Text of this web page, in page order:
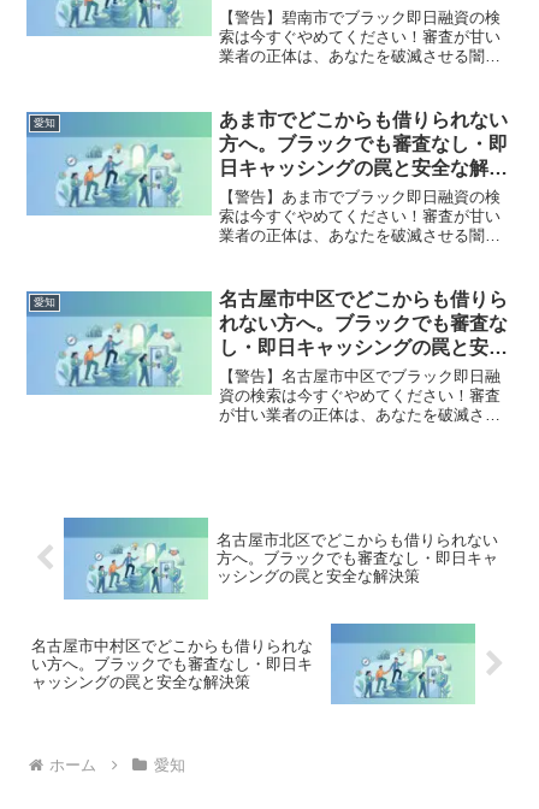
策
【警告】碧南市でブラック即日融資の検
索は今すぐやめてください！審査が甘い
業者の正体は、あなたを破滅させる闇金
市で違法業者を避け、借金地獄から抜け
出した方々の実体験と確実な解決策を完
全公開。
愛知
あま市でどこからも借りられない
方へ。ブラックでも審査なし・即
日キャッシングの罠と安全な解決
策
【警告】あま市でブラック即日融資の検
索は今すぐやめてください！審査が甘い
業者の正体は、あなたを破滅させる闇金
市で違法業者を避け、借金地獄から抜け
出した方々の実体験と確実な解決策を完
全公開。
愛知
名古屋市中区でどこからも借りら
れない方へ。ブラックでも審査な
し・即日キャッシングの罠と安全
な解決策
【警告】名古屋市中区でブラック即日融
資の検索は今すぐやめてください！審査
が甘い業者の正体は、あなたを破滅させ
名古屋市北区でどこからも借りられない
方へ。ブラックでも審査なし・即日キャ
ッシングの罠と安全な解決策
名古屋市中村区でどこからも借りられな
い方へ。ブラックでも審査なし・即日キ
ャッシングの罠と安全な解決策
ホーム 愛知